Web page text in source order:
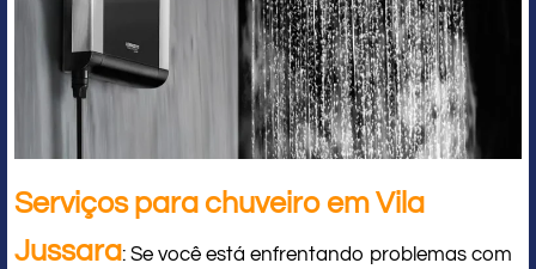
Serviços para chuveiro em Vila
Jussara: Se você está enfrentando problemas com